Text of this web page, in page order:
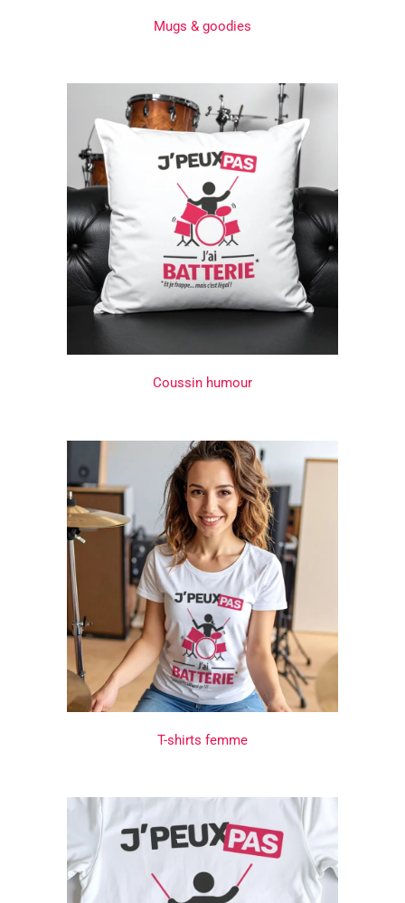
Mugs & goodies
Coussin humour
T-shirts femme